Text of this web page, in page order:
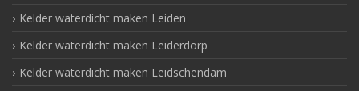
Kelder waterdicht maken Leiden
Kelder waterdicht maken Leiderdorp
Kelder waterdicht maken Leidschendam